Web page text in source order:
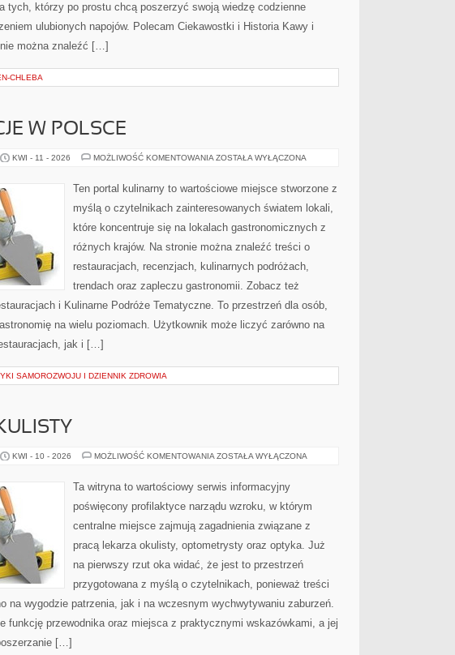
tych, którzy po prostu chcą poszerzyć swoją wiedzę codzienne
ulubionych napojów. Polecam Ciekawostki i Historia Kawy i
można znaleźć […]
CHLEBA
W POLSCE
KWI - 11 - 2026 MOŻLIWOŚĆ KOMENTOWANIA RESTAURACJE
ZOSTAŁA WYŁĄCZONA
Ten portal kulinarny to wartościowe miejsce stworzone z
myślą o czytelnikach zainteresowanych światem lokali,
które koncentruje się na lokalach gastronomicznych z
różnych krajów. Na stronie można znaleźć treści o
restauracjach, recenzjach, kulinarnych podróżach,
trendach oraz zapleczu gastronomii. Zobacz też
i Kulinarne Podróże Tematyczne. To przestrzeń dla osób,
na wielu poziomach. Użytkownik może liczyć zarówno na
jak i […]
SAMOROZWOJU I DZIENNIK ZDROWIA
KWI - 10 - 2026 MOŻLIWOŚĆ KOMENTOWANIA PORADY
ZOSTAŁA WYŁĄCZONA
Ta witryna to wartościowy serwis informacyjny
poświęcony profilaktyce narządu wzroku, w którym
centralne miejsce zajmują zagadnienia związane z
pracą lekarza okulisty, optometrysty oraz optyka. Już
na pierwszy rzut oka widać, że jest to przestrzeń
przygotowana z myślą o czytelnikach, ponieważ treści
na wygodzie patrzenia, jak i na wczesnym wychwytywaniu zaburzeń.
funkcję przewodnika oraz miejsca z praktycznymi wskazówkami, a jej
[…]